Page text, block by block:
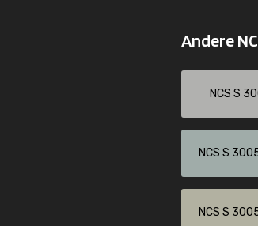
Andere
NCS S
NCS S
NCS S